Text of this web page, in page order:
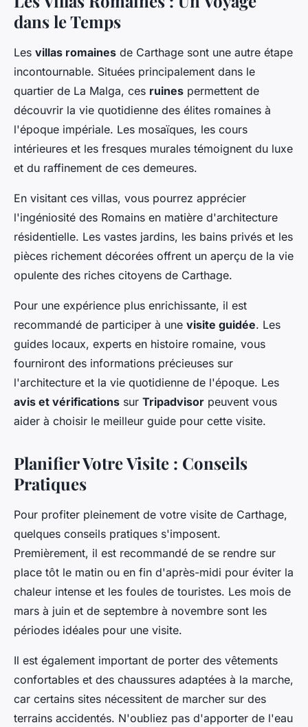
dans le Temps
Les villas romaines de Carthage sont une autre étape
incontournable. Situées principalement dans le
quartier de La Malga, ces ruines permettent de
découvrir la vie quotidienne des élites romaines à
l'époque impériale. Les mosaïques, les cours
intérieures et les fresques murales témoignent du luxe
et du raffinement de ces demeures.
En visitant ces villas, vous pourrez apprécier
l'ingéniosité des Romains en matière d'architecture
résidentielle. Les vastes jardins, les bains privés et les
pièces richement décorées offrent un aperçu de la vie
opulente des riches citoyens de Carthage.
Pour une expérience plus enrichissante, il est
recommandé de participer à une visite guidée. Les
guides locaux, experts en histoire romaine, vous
fourniront des informations précieuses sur
l'architecture et la vie quotidienne de l'époque. Les
avis et vérifications sur Tripadvisor peuvent vous
aider à choisir le meilleur guide pour cette visite.
Planifier Votre Visite : Conseils
Pratiques
Pour profiter pleinement de votre visite de Carthage,
quelques conseils pratiques s'imposent.
Premièrement, il est recommandé de se rendre sur
place tôt le matin ou en fin d'après-midi pour éviter la
chaleur intense et les foules de touristes. Les mois de
mars à juin et de septembre à novembre sont les
périodes idéales pour une visite.
Il est également important de porter des vêtements
confortables et des chaussures adaptées à la marche,
car certains sites nécessitent de marcher sur des
terrains accidentés. N'oubliez pas d'apporter de l'eau